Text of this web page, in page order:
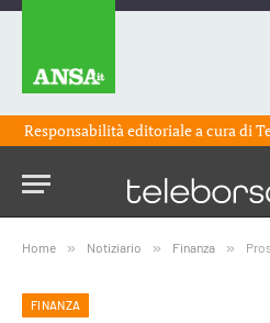
Responsabilità editoriale a cura di
Home » Notiziario » Finanza » Prosegue
FINANZA